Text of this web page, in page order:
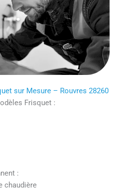
sur Mesure – Rouvres 28260
Frisquet :
:
chaudière